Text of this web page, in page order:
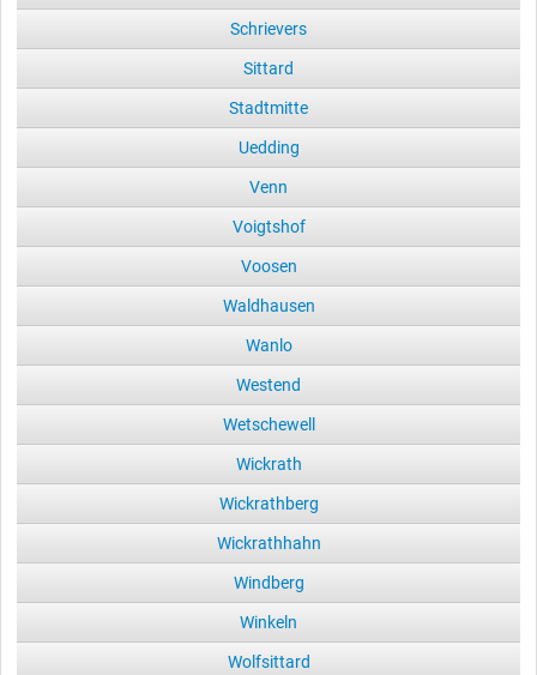
Schrievers
Sittard
Stadtmitte
Uedding
Venn
Voigtshof
Voosen
Waldhausen
Wanlo
Westend
Wetschewell
Wickrath
Wickrathberg
Wickrathhahn
Windberg
Winkeln
Wolfsittard